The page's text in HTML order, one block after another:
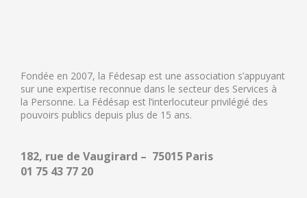
Fondée en 2007, la Fédesap est une association s’appuyant
sur une expertise reconnue dans le secteur des Services à
la Personne. La Fédésap est l’interlocuteur privilégié des
pouvoirs publics depuis plus de 15 ans.
182, rue de Vaugirard – 75015 Paris
01 75 43 77 20